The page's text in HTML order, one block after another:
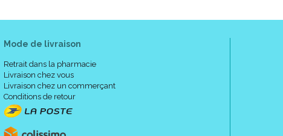
Mode de livraison
Retrait dans la pharmacie
Livraison chez vous
Livraison chez un commerçant
Conditions de retour